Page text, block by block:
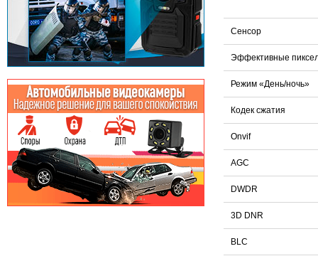
Сенсор
Эффективные
Режим «День/ночь»
Кодек сжатия
Onvif
AGC
DWDR
3D DNR
BLC